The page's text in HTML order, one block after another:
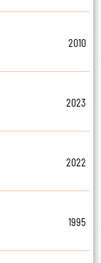
2010
2023
2022
1995